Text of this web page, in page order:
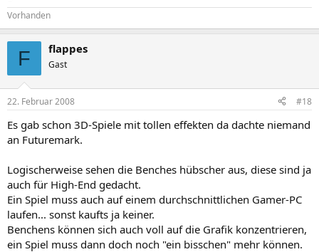
Vorhanden
F flappes
Gast
22. Februar 2008 #18
Es gab schon 3D-Spiele mit tollen effekten da dachte niemand
an Futuremark.
Logischerweise sehen die Benches hübscher aus, diese sind ja
auch für High-End gedacht.
Ein Spiel muss auch auf einem durchschnittlichen Gamer-PC
laufen... sonst kaufts ja keiner.
Benchens können sich auch voll auf die Grafik konzentrieren,
ein Spiel muss dann doch noch "ein bisschen" mehr können.